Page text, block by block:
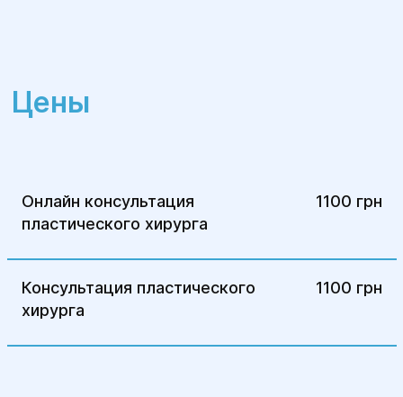
неправильно сформированных рубцах.
сглаживают поверхность кожи.
Помогают на ранних этапах
заживления.
Цены
Онлайн консультация
пластического хирурга
1100 грн
Консультация пластического
хирурга
1100 грн